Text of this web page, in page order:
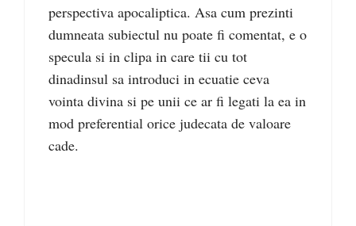
perspectiva apocaliptica. Asa cum prezinti
dumneata subiectul nu poate fi comentat, e o
specula si in clipa in care tii cu tot
dinadinsul sa introduci in ecuatie ceva
vointa divina si pe unii ce ar fi legati la ea in
mod preferential orice judecata de valoare
cade.